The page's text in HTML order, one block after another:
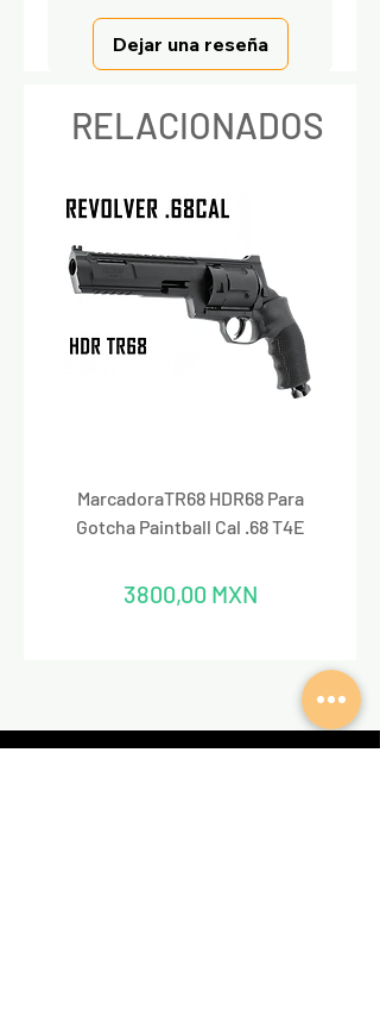
Dejar una reseña
RELACIONADOS
MarcadoraTR68 HDR68 Para
Gotcha Paintball Cal .68 T4E
Precio
3800,00 MXN